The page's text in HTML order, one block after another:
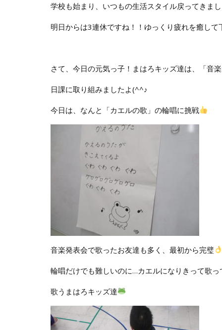
学校も始まり、いつもの生活スタイル戻ってきま
明日からは3連休ですね！！ゆっくり疲れを癒して
さて、今日の元気っ子！まはろキッズ達は、「音
日課に取り組みましたよ(^^♪
今日は、なんと「カエルの歌」の輪唱に挑戦
音楽発表会で歌ったお友達も多く、最初から完璧
輪唱だけでも難しいのに…カエルになりきって歌っ
歌うまはろキッズ達